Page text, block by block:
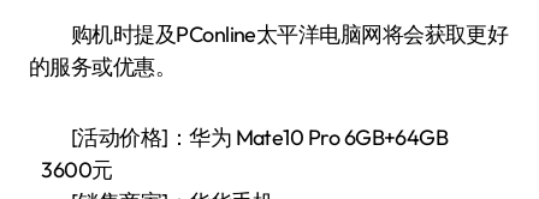
购机时提及PConline太平洋电脑网将会获取更好
的服务或优惠。
[活动价格]：华为 Mate10 Pro 6GB+64GB
3600元